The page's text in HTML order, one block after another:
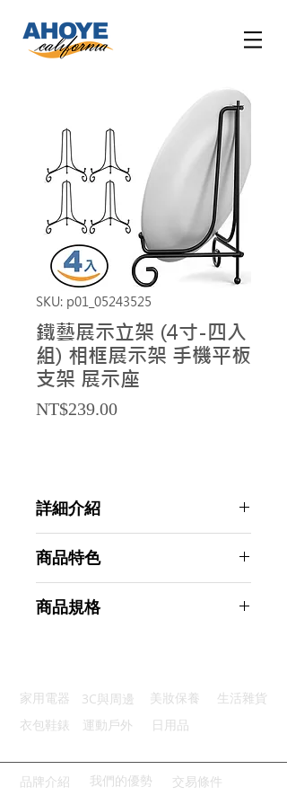
SKU: p01_05243525
鐵藝展示立架 (4寸-四入
組) 相框展示架 手機平板
支架 展示座
NT$239.00Price
詳細介紹
商品特色
優質烤漆：環保高溫烤漆不易生鏽
商品規格
主要材質：鐵
商品尺寸：10*10*5cm
產地名稱：中國大陸
代理商：亞桓有限公司
家用電器 3C與周邊 美妝保養
生活雜貨
衣包鞋錶
運動戶外 日用品
品牌介紹 我們的優勢 交易條件